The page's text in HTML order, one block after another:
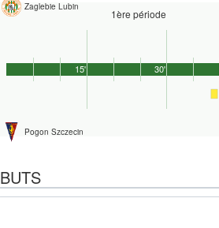
Zaglebie Lubin
1ère période
Pogon Szczecin
15' 30'
BUTS